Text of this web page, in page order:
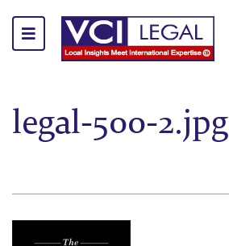
legal-500-2.jpg